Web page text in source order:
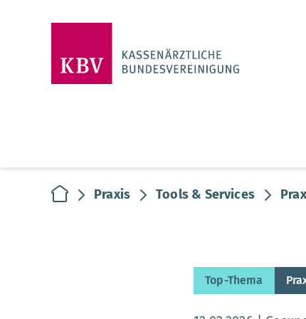
zur Startseite
Praxis Tools & Services
Top-Thema